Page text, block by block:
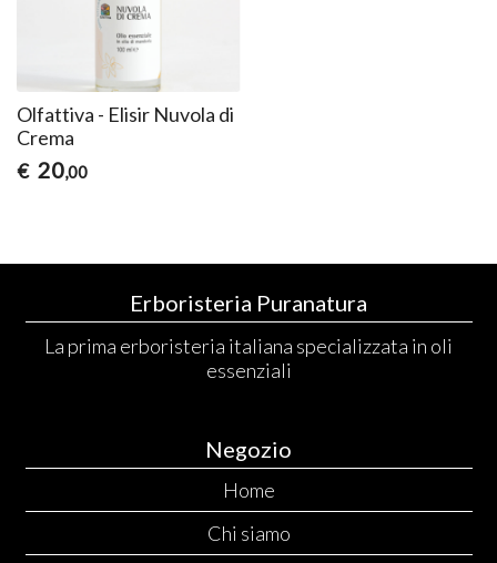
Olfattiva - Elisir Nuvola di
Crema
€ 20,00
Erboristeria Puranatura
La prima erboristeria italiana specializzata in oli
essenziali
Negozio
Home
Chi siamo